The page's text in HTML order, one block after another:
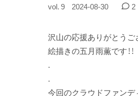
vol. 9 2024-08-30 2
沢山の応援ありがとうご
絵描きの五月雨薫です！！
.
.
今回のクラウドファンデ